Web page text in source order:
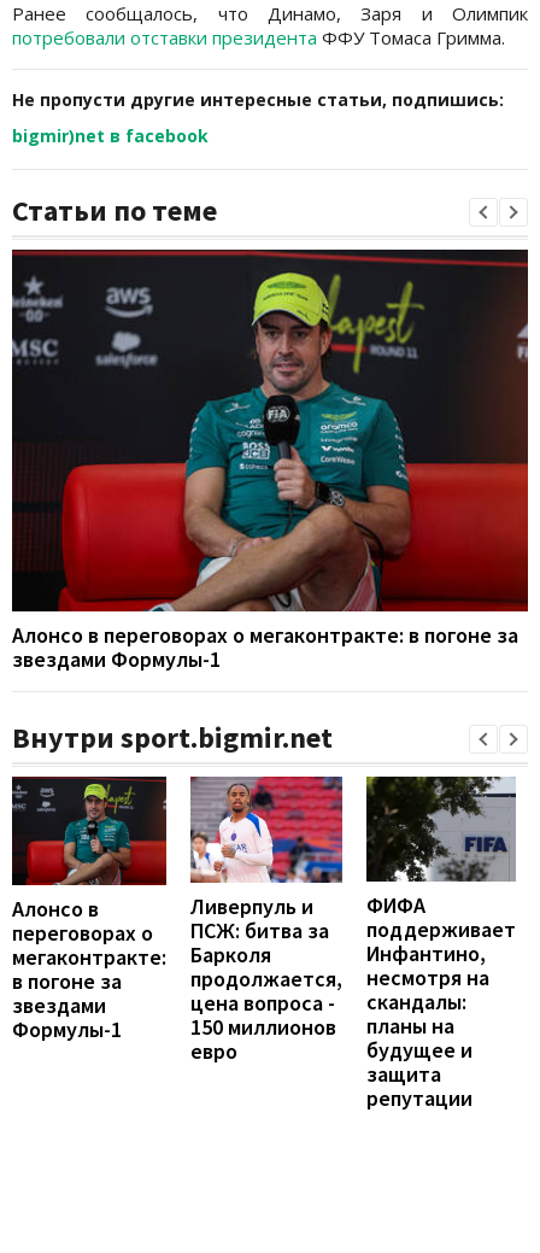
Ранее сообщалось, что Динамо, Заря и Олимпик
потребовали отставки президента ФФУ Томаса Гримма.
Не пропусти другие интересные статьи, подпишись:
bigmir)net в facebook
Статьи по теме
Алонсо в переговорах о мегаконтракте: в погоне за
звездами Формулы-1
Внутри sport.bigmir.net
Алонсо в
переговорах о
мегаконтракте:
в погоне за
звездами
Формулы-1
Ливерпуль и
ПСЖ: битва за
Барколя
продолжается,
цена вопроса -
150 миллионов
евро
ФИФА
поддерживает
Инфантино,
несмотря на
скандалы:
планы на
будущее и
защита
репутации